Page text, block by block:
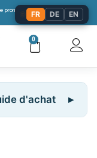
0
d'achat
FR DE EN